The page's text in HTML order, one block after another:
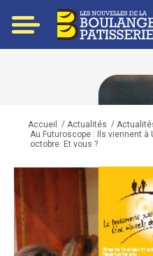
Accueil / Actualités /
Au Futuroscope : Ils viennent
octobre. Et vous ?